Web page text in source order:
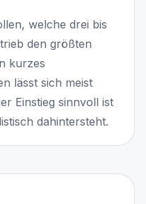
welche drei bis
den größten
kurzes
lässt sich meist
Einstieg sinnvoll ist
dahintersteht.